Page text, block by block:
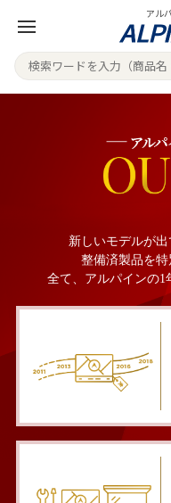
アル
新しいモデルが出
整備済製品を特
全て、アルパインの1